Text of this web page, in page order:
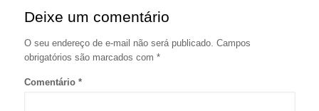
Deixe um comentário
O seu endereço de e-mail não será publicado. Campos
obrigatórios são marcados com *
Comentário *